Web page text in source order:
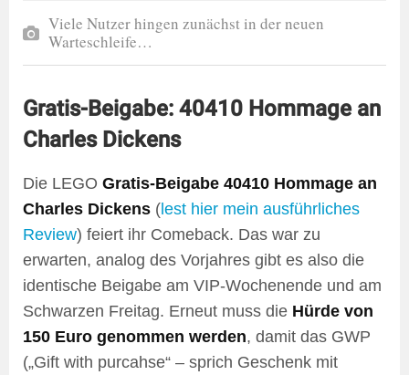
Viele Nutzer hingen zunächst in der neuen
Warteschleife…
Gratis-Beigabe: 40410 Hommage an
Charles Dickens
Die LEGO Gratis-Beigabe 40410 Hommage an
Charles Dickens ( lest hier mein ausführliches
Review) feiert ihr Comeback. Das war zu
erwarten, analog des Vorjahres gibt es also die
identische Beigabe am VIP-Wochenende und am
Schwarzen Freitag. Erneut muss die Hürde von
150 Euro genommen werden, damit das GWP
(„Gift with purcahse“ – sprich Geschenk mit